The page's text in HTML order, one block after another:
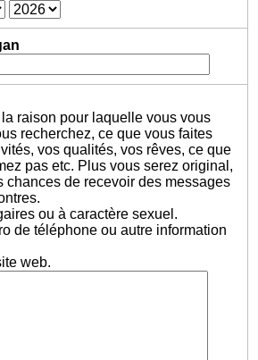
raison pour laquelle vous vous
recherchez, ce que vous faites
vos qualités, vos rêves, ce que
pas etc. Plus vous serez original,
chances de recevoir des messages
ou à caractère sexuel.
de téléphone ou autre information
web.